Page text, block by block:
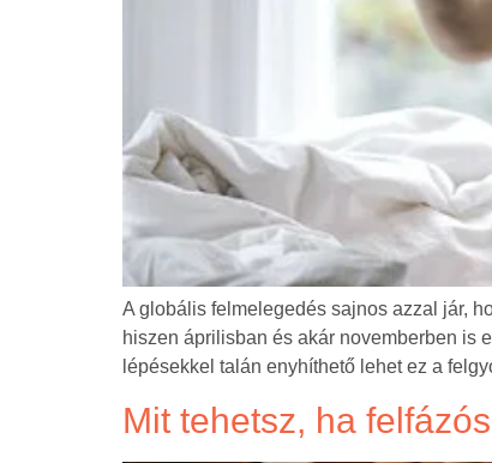
A globális felmelegedés sajnos azzal jár,
hiszen áprilisban és akár novemberben is
lépésekkel talán enyhíthető lehet ez a
Mit tehetsz, ha